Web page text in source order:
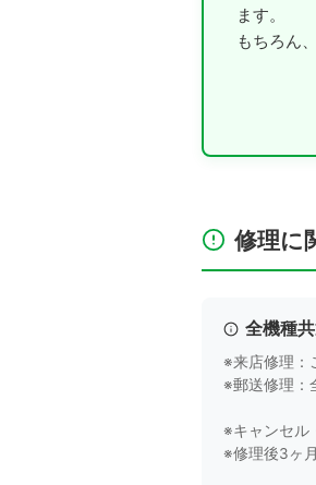
ます。
もちろん
修理に
全機種
※来店修理：
※郵送修理：
※キャンセル
※修理後3ヶ